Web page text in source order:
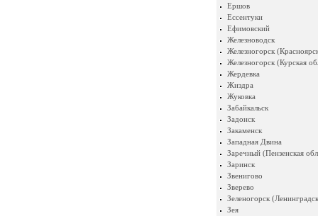
Ершов
Ессентуки
Ефимовский
Железноводск
Железногорск
Железногорск (Курская
Жердевка
Жиздра
Жуковка
Забайкальск
Задонск
Закаменск
Западная Двина
Заречный (Пензенская
Заринск
Звенигово
Зверево
Зеленогорск
Зея